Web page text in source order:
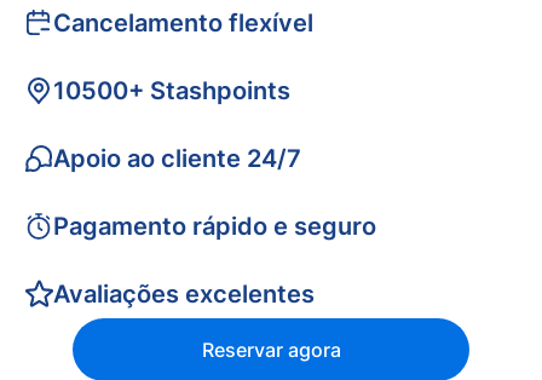
Cancelamento flexível
10500+ Stashpoints
Apoio ao cliente 24/7
Pagamento rápido e seguro
Avaliações excelentes
Reservar agora